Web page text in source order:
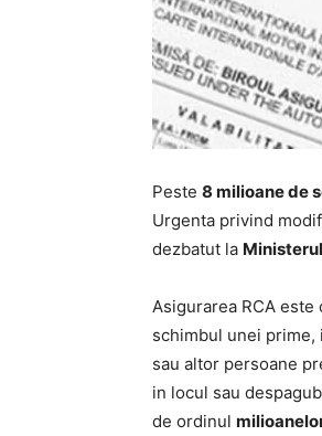
Peste 8 milioane de
Urgenta privind
dezbatut la
Asigurarea RCA
schimbul unei prime,
sau altor persoane
in locul sau
de ordinul